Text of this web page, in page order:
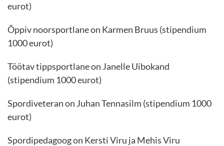
eurot)
Õppiv noorsportlane on Karmen Bruus (stipendium
1000 eurot)
Töötav tippsportlane on Janelle Uibokand
(stipendium 1000 eurot)
Spordiveteran on Juhan Tennasilm (stipendium 1000
eurot)
Spordipedagoog on Kersti Viru ja Mehis Viru